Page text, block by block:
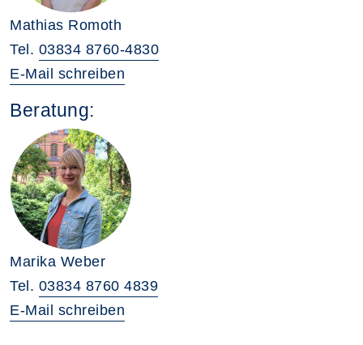
Mathias Romoth
Tel. 03834 8760-4830
E-Mail schreiben
Beratung:
Marika Weber
Tel. 03834 8760 4839
E-Mail schreiben